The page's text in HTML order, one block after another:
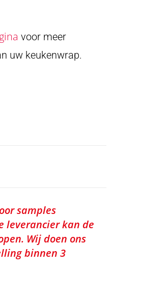
voor meer
uw keukenwrap.
samples
leverancier kan de
Wij doen ons
binnen 3